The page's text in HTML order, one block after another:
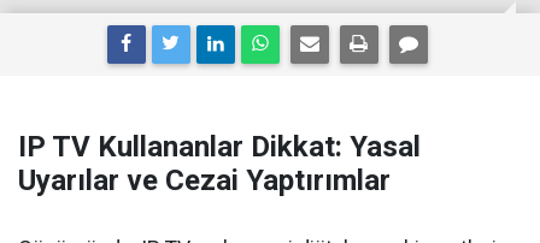
IP TV Kullananlar Dikkat: Yasal
Uyarılar ve Cezai Yaptırımlar